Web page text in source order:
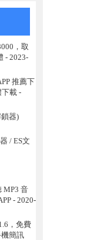
，取
- 2023-
推薦下
下載-
鎖器)
/ ES文
MP3 音
- 2020-
，免費
簡訊